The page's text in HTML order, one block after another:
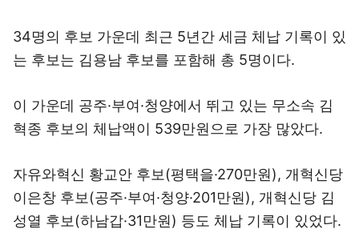
34명의 후보 가운데 최근 5년간 세금 체납 기록이 있
는 후보는 김용남 후보를 포함해 총 5명이다.
이 가운데 공주·부여·청양에서 뛰고 있는 무소속 김
혁종 후보의 체납액이 539만원으로 가장 많았다.
자유와혁신 황교안 후보(평택을·270만원), 개혁신당
이은창 후보(공주·부여·청양·201만원), 개혁신당 김
성열 후보(하남갑·31만원) 등도 체납 기록이 있었다.